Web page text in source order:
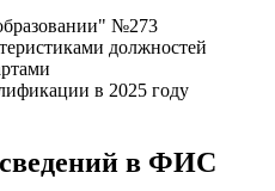
№273
должностей
в 2025 году
в ФИС